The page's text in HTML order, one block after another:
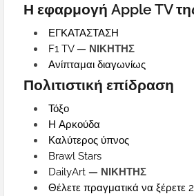
Η εφαρμογή Apple TV
ΕΓΚΑΤΑΣΤΑΣΗ
F1 TV— ΝΙΚΗΤΗΣ
Ανίπταμαι διαγωνίως
Πολιτιστική επίδραση
Τόξο
Η Αρκούδα
Καλύτερος ύπνος
Brawl Stars
DailyArt — ΝΙΚΗΤΗΣ
Θέλετε πραγματικά να ξέρετε 2